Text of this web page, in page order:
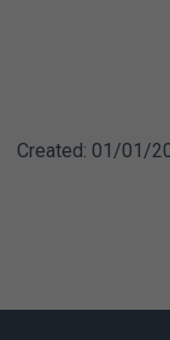
Created: 01/01/